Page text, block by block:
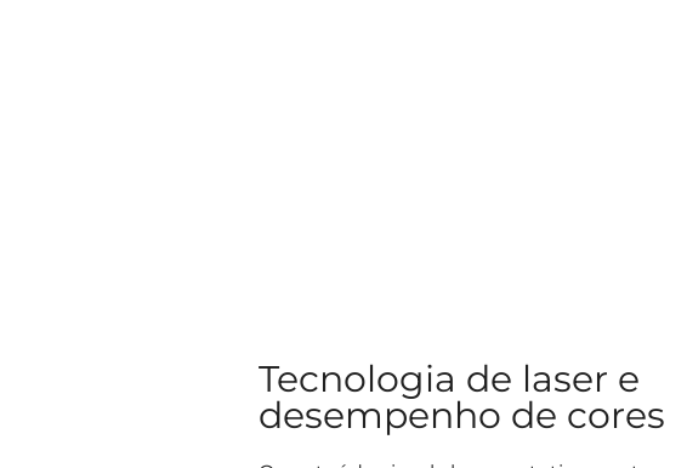
Tecnologia de laser e
desempenho de cores